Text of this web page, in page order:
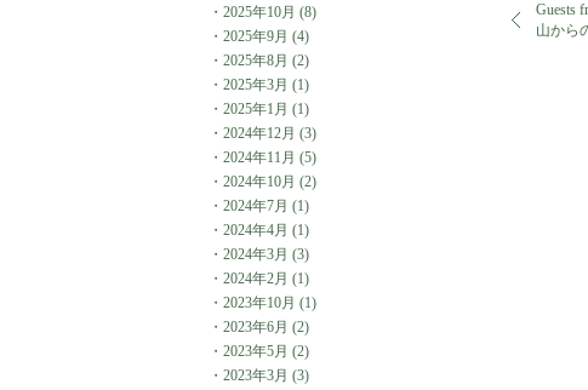
Guests
山から
・ 2025年10月 (8)
・ 2025年9月 (4)
・ 2025年8月 (2)
・ 2025年3月 (1)
・ 2025年1月 (1)
・ 2024年12月 (3)
・ 2024年11月 (5)
・ 2024年10月 (2)
・ 2024年7月 (1)
・ 2024年4月 (1)
・ 2024年3月 (3)
・ 2024年2月 (1)
・ 2023年10月 (1)
・ 2023年6月 (2)
・ 2023年5月 (2)
・ 2023年3月 (3)